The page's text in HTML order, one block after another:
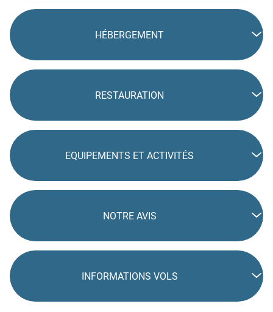
HÉBERGEMENT
RESTAURATION
EQUIPEMENTS ET ACTIVITÉS
NOTRE AVIS
INFORMATIONS VOLS